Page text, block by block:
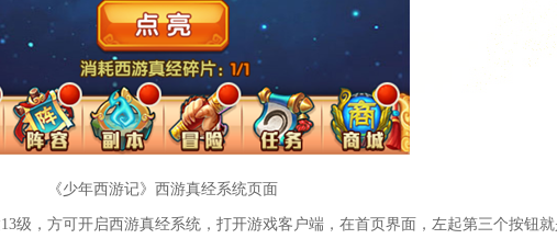
《少年西游记》西游真经系统页面
级，方可开启西游真经系统，打开游戏客户端，在首页界面，左起第三个按钮就